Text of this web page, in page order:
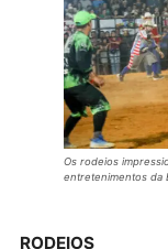
tudo o que
meio do portal
do Governo de
fotos e vídeos
realização da
A Agência de